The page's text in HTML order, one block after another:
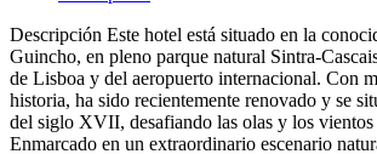
Descripción Este hotel está situado en la
Guincho, en pleno parque natural Sintra-
de Lisboa y del aeropuerto internacional. Con
historia, ha sido recientemente renovado y se
del siglo XVII, desafiando las olas y los
Enmarcado en un extraordinario escenario